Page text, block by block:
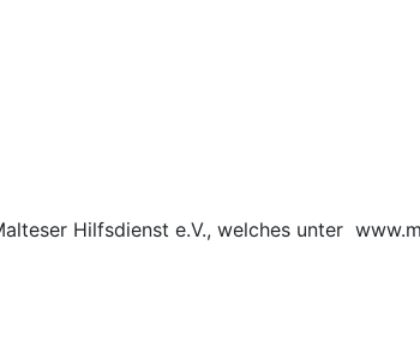
Hilfsdienst e.V., welches unter